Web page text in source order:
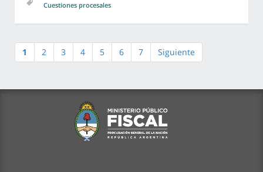
Cuestiones procesales
1 2 3 4 5 6 7 Siguiente